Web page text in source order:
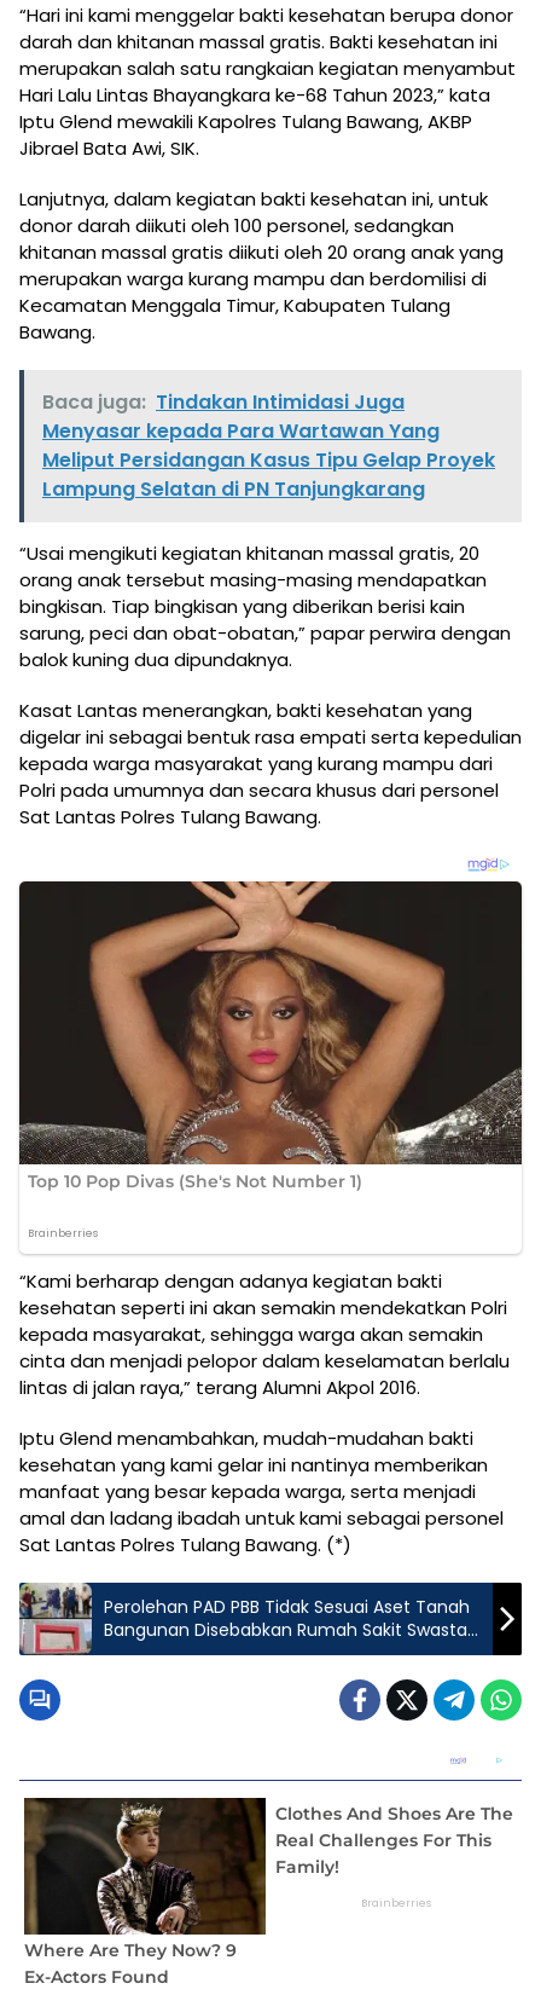
“Hari ini kami menggelar bakti kesehatan berupa donor
darah dan khitanan massal gratis. Bakti kesehatan ini
merupakan salah satu rangkaian kegiatan menyambut
Hari Lalu Lintas Bhayangkara ke-68 Tahun 2023,” kata
Iptu Glend mewakili Kapolres Tulang Bawang, AKBP
Jibrael Bata Awi, SIK.
Lanjutnya, dalam kegiatan bakti kesehatan ini, untuk
donor darah diikuti oleh 100 personel, sedangkan
khitanan massal gratis diikuti oleh 20 orang anak yang
merupakan warga kurang mampu dan berdomilisi di
Kecamatan Menggala Timur, Kabupaten Tulang
Bawang.
Baca juga: Tindakan Intimidasi Juga
Menyasar kepada Para Wartawan Yang
Meliput Persidangan Kasus Tipu Gelap Proyek
Lampung Selatan di PN Tanjungkarang
“Usai mengikuti kegiatan khitanan massal gratis, 20
orang anak tersebut masing-masing mendapatkan
bingkisan. Tiap bingkisan yang diberikan berisi kain
sarung, peci dan obat-obatan,” papar perwira dengan
balok kuning dua dipundaknya.
Kasat Lantas menerangkan, bakti kesehatan yang
digelar ini sebagai bentuk rasa empati serta kepedulian
kepada warga masyarakat yang kurang mampu dari
Polri pada umumnya dan secara khusus dari personel
Sat Lantas Polres Tulang Bawang.
“Kami berharap dengan adanya kegiatan bakti
kesehatan seperti ini akan semakin mendekatkan Polri
kepada masyarakat, sehingga warga akan semakin
cinta dan menjadi pelopor dalam keselamatan berlalu
lintas di jalan raya,” terang Alumni Akpol 2016.
Iptu Glend menambahkan, mudah-mudahan bakti
kesehatan yang kami gelar ini nantinya memberikan
manfaat yang besar kepada warga, serta menjadi
amal dan ladang ibadah untuk kami sebagai personel
Sat Lantas Polres Tulang Bawang. (*)
Perolehan PAD PBB Tidak Sesuai Aset Tanah
Bangunan Disebabkan Rumah Sakit Swasta
Belum Laporkan Penambahan Aset dan
Pembaharuan Nilai Jual Objek Pajak